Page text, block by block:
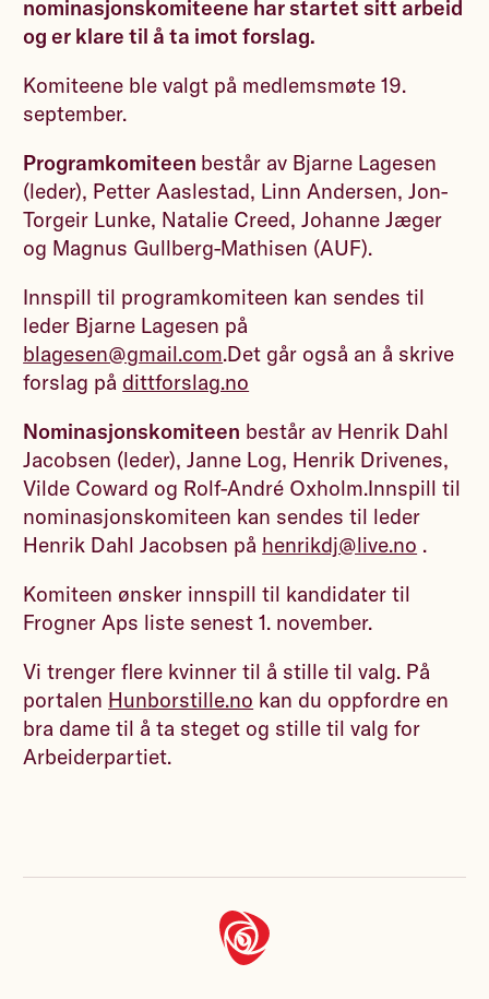
nominasjonskomiteene har startet sitt arbeid
og er klare til å ta imot forslag.
Komiteene ble valgt på medlemsmøte 19.
september.
Programkomiteen består av Bjarne Lagesen
(leder), Petter Aaslestad, Linn Andersen, Jon-
Torgeir Lunke, Natalie Creed, Johanne Jæger
og Magnus Gullberg-Mathisen (AUF).
Innspill til programkomiteen kan sendes til
leder Bjarne Lagesen på
blagesen@gmail.com.Det går også an å skrive
forslag på dittforslag.no
Nominasjonskomiteen består av Henrik Dahl
Jacobsen (leder), Janne Log, Henrik Drivenes,
Vilde Coward og Rolf-André Oxholm.Innspill til
nominasjonskomiteen kan sendes til leder
Henrik Dahl Jacobsen på henrikdj@live.no .
Komiteen ønsker innspill til kandidater til
Frogner Aps liste senest 1. november.
Vi trenger flere kvinner til å stille til valg. På
portalen Hunborstille.no kan du oppfordre en
bra dame til å ta steget og stille til valg for
Arbeiderpartiet.